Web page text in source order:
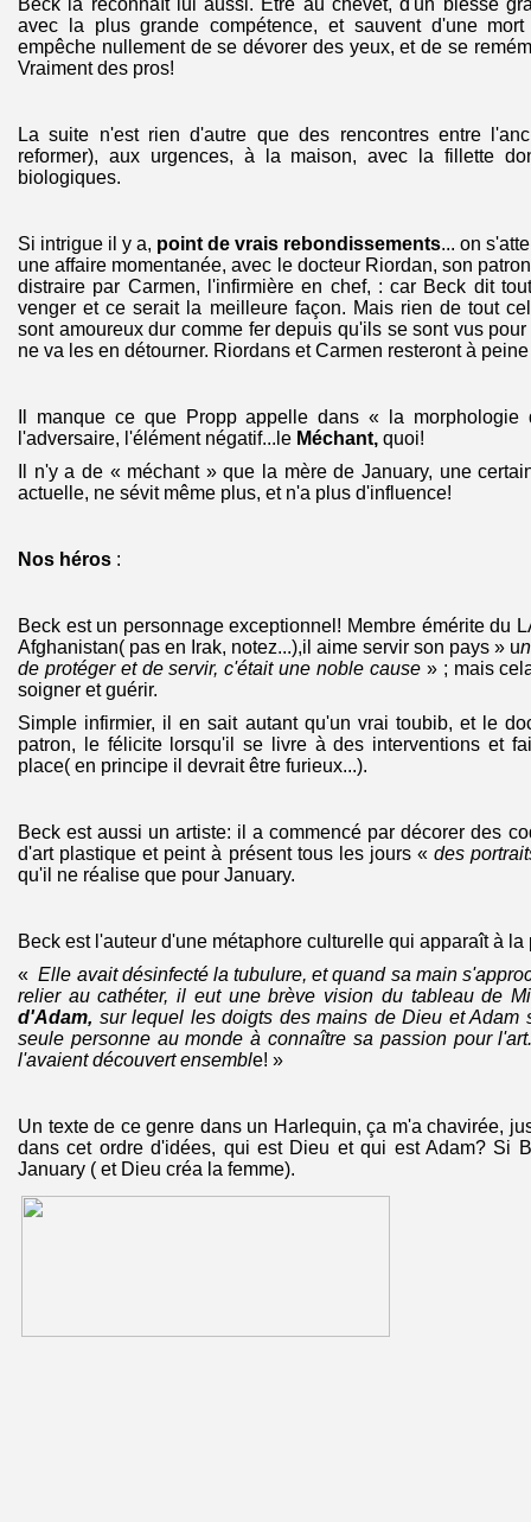
avec la plus grande compétence, et sauvent d'une
empêche nullement de se dévorer des yeux, et de se
Vraiment des pros!
La suite n'est rien d'autre que des rencontres entre
reformer), aux urgences, à la maison, avec la fillette
biologiques.
Si intrigue il y a, point de vrais rebondissements... on
une affaire momentanée, avec le docteur Riordan, son
distraire par Carmen, l'infirmière en chef, : car Beck dit
venger et ce serait la meilleure façon. Mais rien de tout
sont amoureux dur comme fer depuis qu'ils se sont vus
ne va les en détourner. Riordans et Carmen resteront à
Il manque ce que Propp appelle dans « la morphologie
l'adversaire, l'élément négatif...le Méchant, quoi!
Il n'y a de « méchant » que la mère de January, une
actuelle, ne sévit même plus, et n'a plus d'influence!
Nos héros :
Beck est un personnage exceptionnel! Membre émérite du
Afghanistan( pas en Irak, notez...),il aime servir son pays » u
de protéger et de servir, c'était une noble cause » ; mais
soigner et guérir.
Simple infirmier, il en sait autant qu'un vrai toubib, et le
patron, le félicite lorsqu'il se livre à des interventions et
place( en principe il devrait être furieux...).
Beck est aussi un artiste: il a commencé par décorer des
d'art plastique et peint à présent tous les jours «des
qu'il ne réalise que pour January.
Beck est l'auteur d'une métaphore culturelle qui apparaît à la
«Elle avait désinfecté la tubulure, et quand sa main
relier au cathéter, il eut une brève vision du tableau de
d'Adam, sur lequel les doigts des mains de Dieu et Adam
seule personne au monde à connaître sa passion pour
l'avaient découvert ensemble! »
Un texte de ce genre dans un Harlequin, ça m'a chavirée,
dans cet ordre d'idées, qui est Dieu et qui est Adam? Si
January ( et Dieu créa la femme).